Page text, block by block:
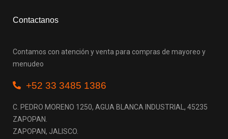
Contactanos
Contamos con atención y venta para compras de mayoreo y
menudeo
+52 33 3485 1386
C. PEDRO MORENO 1250, AGUA BLANCA INDUSTRIAL, 45235
ZAPOPAN.
ZAPOPAN, JALISCO.